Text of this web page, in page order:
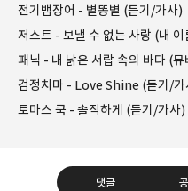
전기뱀장어 - 별똥별 (듣기/가사)
저스트 - 보낼 수 없는 사랑 (내
패닉 - 내 낡은 서랍 속의 바다 (
검정치마 - Love Shine (듣기/가
토마스 쿡 - 솔직하게 (듣기/가사)
댓글